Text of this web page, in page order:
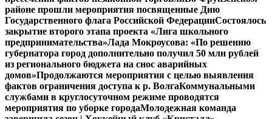
районе прошли мероприятия посвященные Дню
Государственного флага Российской ФедерацииСостоялось
закрытие второго этапа проекта «Лига школьного
предпринимательства»Лада Мокроусова: «По решению
губернатора город дополнительно получил 50 млн рублей
из регионального бюджета на снос аварийных
домов»Продолжаются мероприятия с целью выявления
фактов ограничения доступа к р. ВолгаКоммунальными
службами в круглосуточном режиме проводятся
мероприятия по уборке городаМолодежная команда